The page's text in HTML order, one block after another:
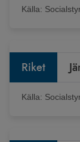
Källa:
Riket
Källa: